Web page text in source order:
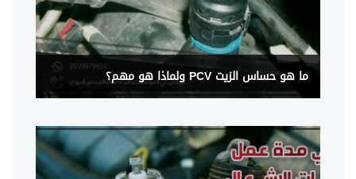
ما هو حساس الزيت PCV ولماذا هو مهم؟